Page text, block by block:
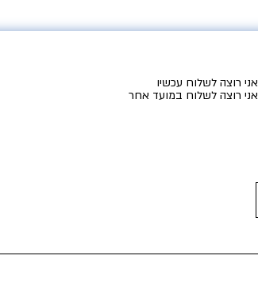
אני רוצה לשלוח עכשיו
אני רוצה לשלוח במועד אחר